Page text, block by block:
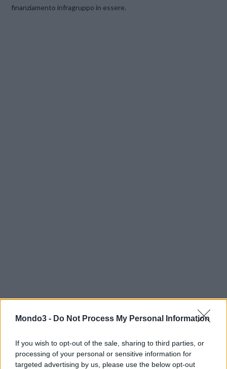
Mondo3 - Do Not Process My Personal Information
If you wish to opt-out of the sale, sharing to third parties, or
processing of your personal or sensitive information for
targeted advertising by us, please use the below opt-out
finanziamento infragruppo in essere.
Questa operazione, la prima per FiberCop, conferma la solidità
del suo modello di business– grazie anche al supporto di un
importante nella strategia di creazione della rete del futuro per
lo sviluppo digitale dell’Italia.